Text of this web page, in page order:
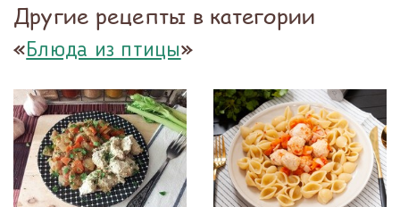
Другие рецепты в категории
«Блюда из птицы»